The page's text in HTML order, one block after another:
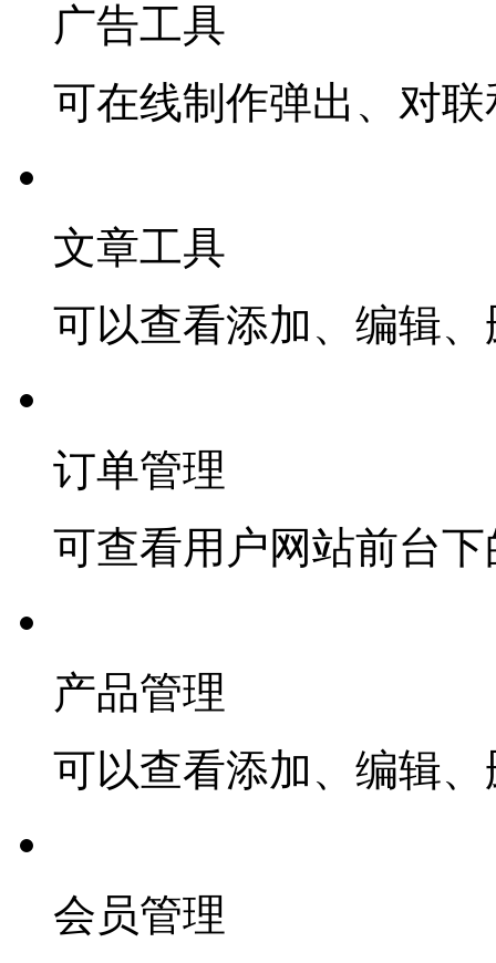
广告工具
可在线制作弹出、对
文章工具
可以查看添加、编辑
订单管理
可查看用户网站前台
产品管理
可以查看添加、编辑
会员管理